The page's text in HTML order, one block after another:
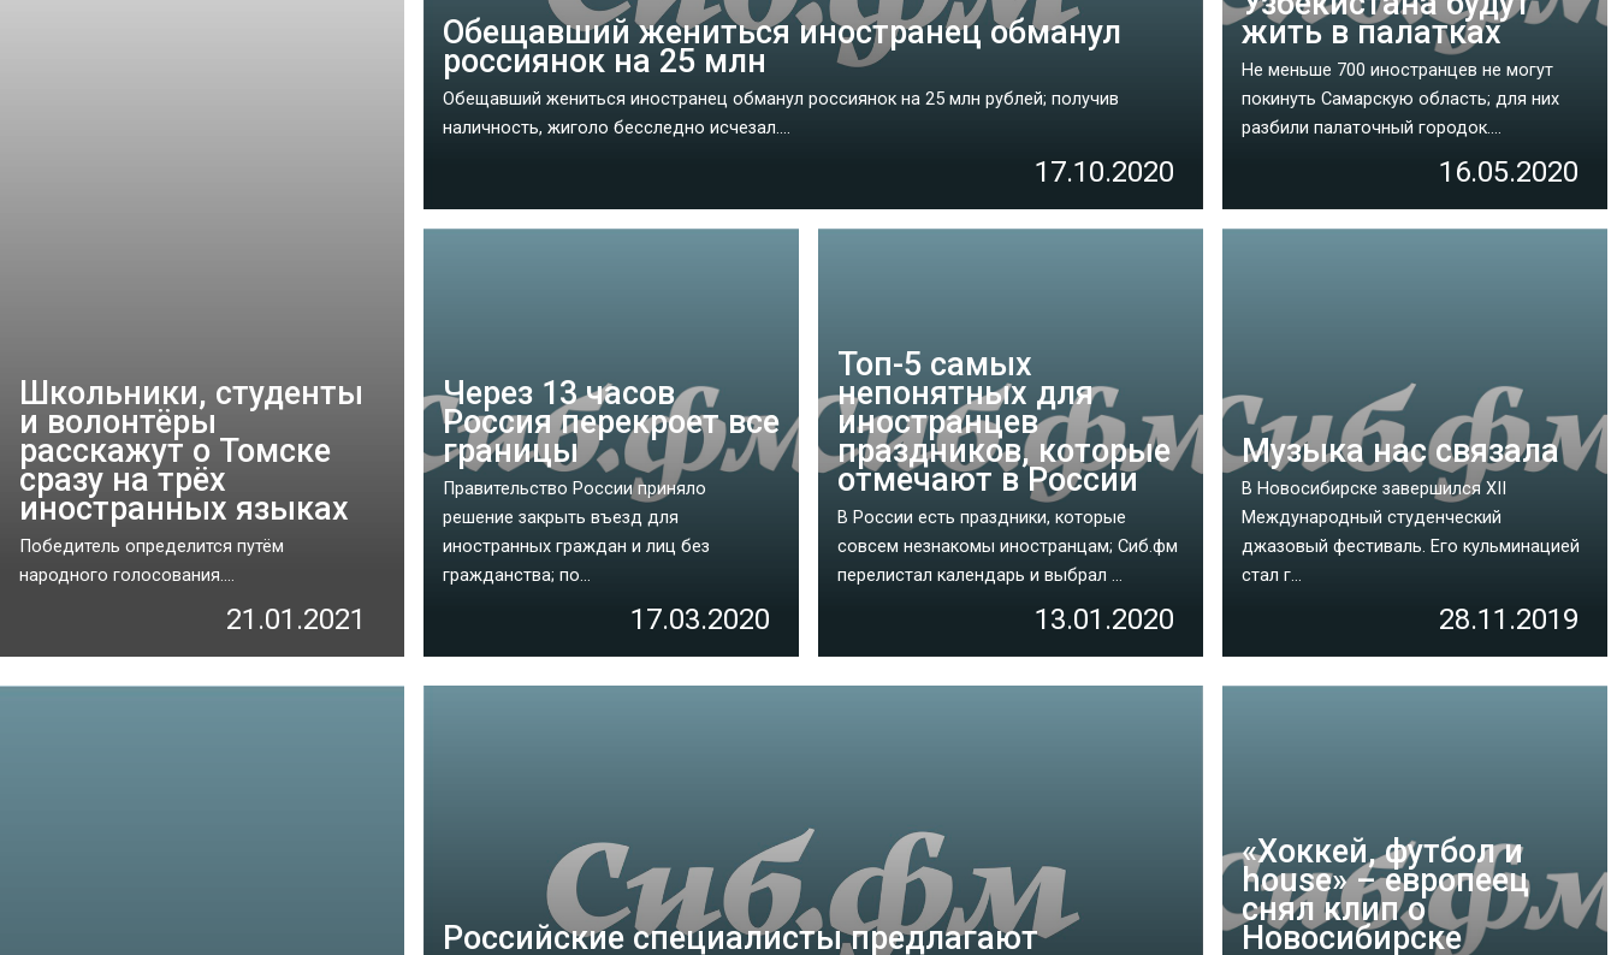
Школьники, студенты
и волонтёры
расскажут о Томске
сразу на трёх
иностранных языках
Победитель определится путём
народного голосования....
21.01.2021
Обещавший жениться иностранец обманул
россиянок на 25 млн
Обещавший жениться иностранец обманул россиянок на 25 млн рублей; получив
наличность, жиголо бесследно исчезал....
17.10.2020
жить в палатках
Не меньше 700 иностранцев не могут
покинуть Самарскую область; для них
разбили палаточный городок....
16.05.2020
Через 13 часов
Россия перекроет все
границы
Правительство России приняло
решение закрыть въезд для
иностранных граждан и лиц без
гражданства; по...
17.03.2020
Топ-5 самых
непонятных для
иностранцев
праздников, которые
отмечают в России
В России есть праздники, которые
совсем незнакомы иностранцам; Сиб.фм
перелистал календарь и выбрал ...
13.01.2020
Музыка нас связала
В Новосибирске завершился XII
Международный студенческий
джазовый фестиваль. Его кульминацией
стал г...
28.11.2019
Российские специалисты предлагают
«Хоккей, футбол и
house» – европеец
снял клип о
Новосибирске